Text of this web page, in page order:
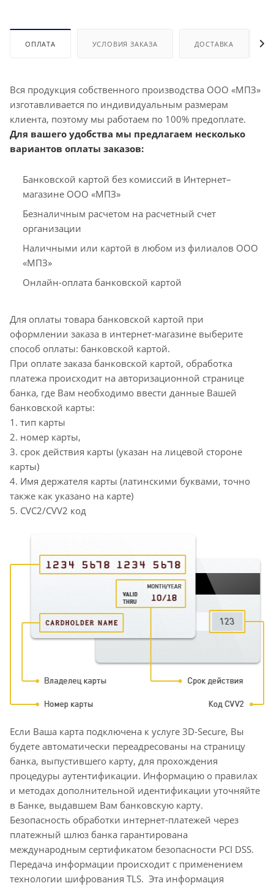
ОПЛАТА УСЛОВИЯ ЗАКАЗА ДОСТАВКА
Вся продукция собственного производства ООО «МПЗ»
изготавливается по индивидуальным размерам
клиента, поэтому мы работаем по 100% предоплате.
Для вашего удобства мы предлагаем несколько
вариантов оплаты заказов:
Банковской картой без комиссий в Интернет–
магазине ООО «МПЗ»
Безналичным расчетом на расчетный счет
организации
Наличными или картой в любом из филиалов ООО
«МПЗ»
Онлайн-оплата банковской картой
Для оплаты товара банковской картой при
оформлении заказа в интернет-магазине выберите
способ оплаты: банковской картой.
При оплате заказа банковской картой, обработка
платежа происходит на авторизационной странице
банка, где Вам необходимо ввести данные Вашей
банковской карты:
1. тип карты
2. номер карты,
3. срок действия карты (указан на лицевой стороне
карты)
4. Имя держателя карты (латинскими буквами, точно
также как указано на карте)
5. CVC2/CVV2 код
Если Ваша карта подключена к услуге 3D-Secure, Вы
будете автоматически переадресованы на страницу
банка, выпустившего карту, для прохождения
процедуры аутентификации. Информацию о правилах
и методах дополнительной идентификации уточняйте
в Банке, выдавшем Вам банковскую карту.
Безопасность обработки интернет-платежей через
платежный шлюз банка гарантирована
международным сертификатом безопасности PCI DSS.
Передача информации происходит с применением
технологии шифрования TLS. Эта информация